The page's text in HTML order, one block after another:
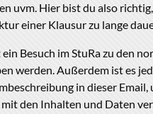
uvm. Hier bist du also
einer Klausur zu lange
Besuch im StuRa zu den
werden. Außerdem ist es
in dieser
den Inhalten und Daten